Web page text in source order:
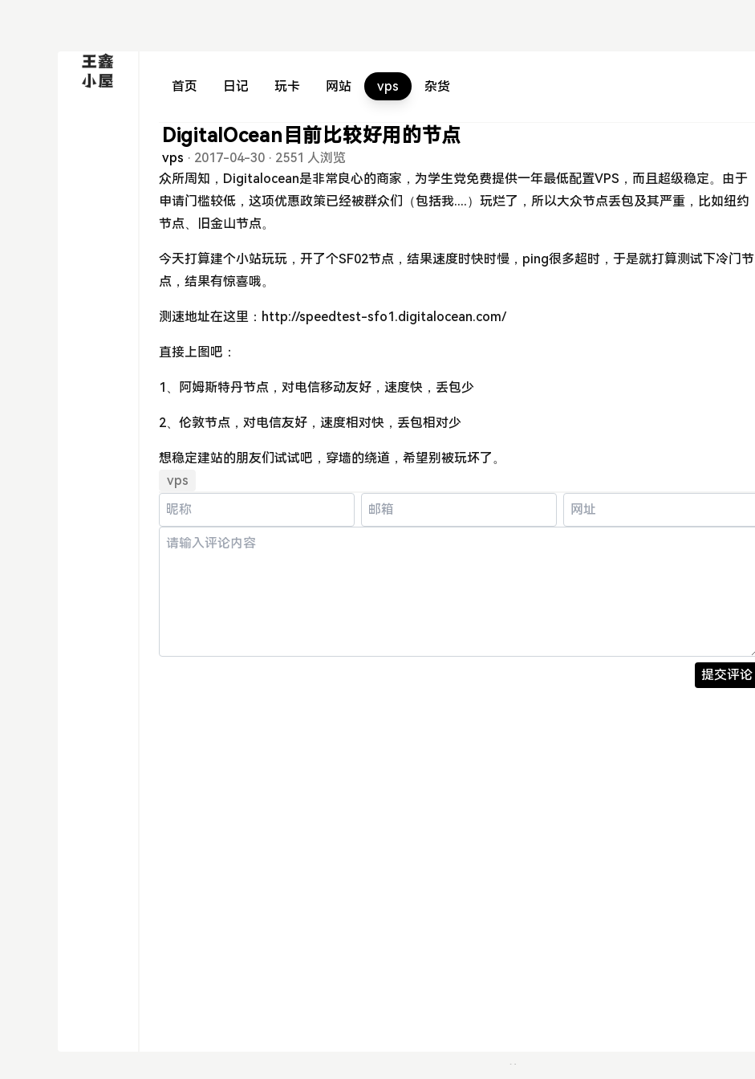
首页 日记 玩卡 网站 vps 杂货
DigitalOcean目前比较好用的节点
vps · 2017-04-30 · 2551 人浏览
众所周知，Digitalocean是非常良心的商家，为学生党免费提供一年最低配置VPS，而且超级稳定。由于
申请门槛较低，这项优惠政策已经被群众们（包括我....）玩烂了，所以大众节点丢包及其严重，比如纽约
节点、旧金山节点。
今天打算建个小站玩玩，开了个SF02节点，结果速度时快时慢，ping很多超时，于是就打算测试下冷门节
点，结果有惊喜哦。
测速地址在这里：http://speedtest-sfo1.digitalocean.com/
直接上图吧：
1、阿姆斯特丹节点，对电信移动友好，速度快，丢包少
2、伦敦节点，对电信友好，速度相对快，丢包相对少
想稳定建站的朋友们试试吧，穿墙的绕道，希望别被玩坏了。
vps
提交评论